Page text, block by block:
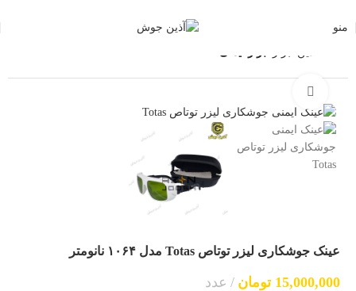
منو
عینک جوشکاری لیزر توتاص Totas مدل ۱۰۶۴ نانومتر
15,000,000 تومان عدد